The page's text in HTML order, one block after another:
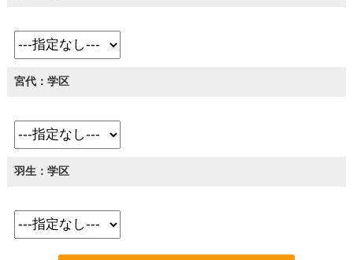
宮代：学区
羽生：学区